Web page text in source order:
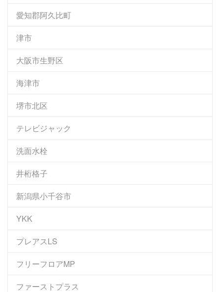
愛知郡阿久比町
津市
大阪市生野区
海津市
堺市北区
テレビジャック
洗面水栓
井桁格子
新潟県小千谷市
YKK
プレアスLS
フリーフロアMP
ファーストプラス